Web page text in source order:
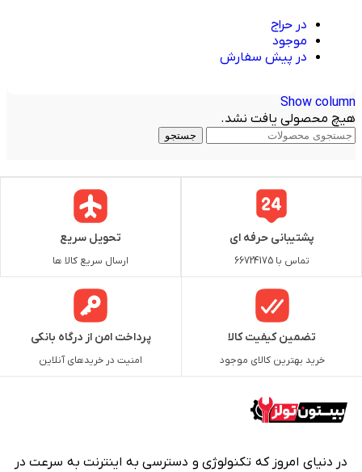
در حراج
موجود
در پیش سفارش
Show column
هیچ محصولی یافت نشد.
جستجو
پشتیبانی حرفه ای
تماس با 66724175
تحویل سریع
ارسال سریع کالا ها
تضمین کیفیت کالا
خرید بهترین کالای موجود
پرداخت امن از درگاه بانکی
امنیت در خریدهای آنلاین
در دنیای امروز که تکنولوژی و دسترسی به اینترنت به سرعت در